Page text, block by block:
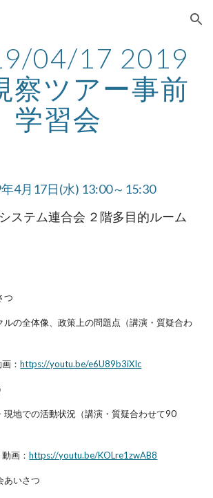
Skip to navigation
04/17 2019
察ツアー事前
学習会
4月17日(水) 13:00～15:30
ステム連合会 ２階多目的ルーム
つ
ルの全体像、政策上の問題点（講演・質疑合わ
画：https://youtu.be/e6U89b3iXIc
現地での活動状況（講演・質疑合わせて90
動画：https://youtu.be/KOLre1zwAB8
あいさつ